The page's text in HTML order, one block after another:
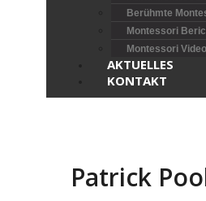
Berühmte
Montessori
Montessori
AKTUELLES
KONTAKT
Patrick